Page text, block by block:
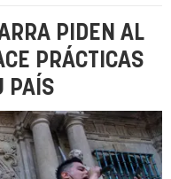
PIDEN AL
PRÁCTICAS
PAÍS